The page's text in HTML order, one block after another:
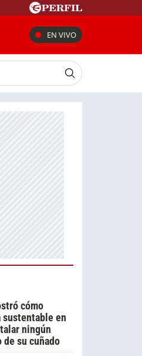
EN VIVO
cómo
sustentable en
ningún
de su cuñado